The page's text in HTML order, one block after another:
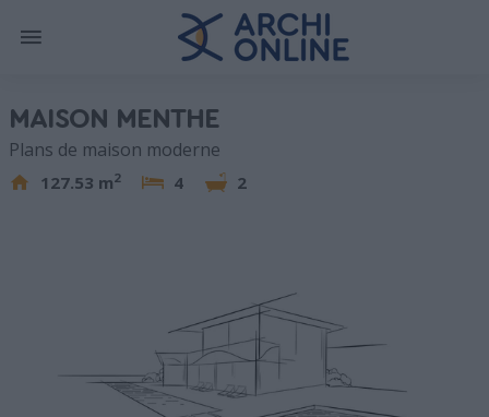
MAISON MENTHE
Plans de maison moderne
127.53 m2 4 2